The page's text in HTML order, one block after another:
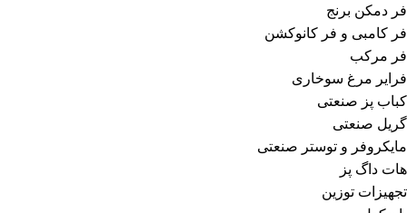
فر دمکن برنج
فر کامبی و فر کانوکشن
فر مرکب
فرایر مرغ سوخاری
کباب پز صنعتی
گریل صنعتی
مایکروفر و توستر صنعتی
هات داگ پز
تجهیزات توزین